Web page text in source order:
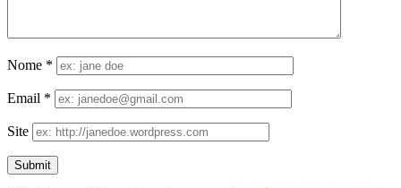
Nome *
Email *
Site